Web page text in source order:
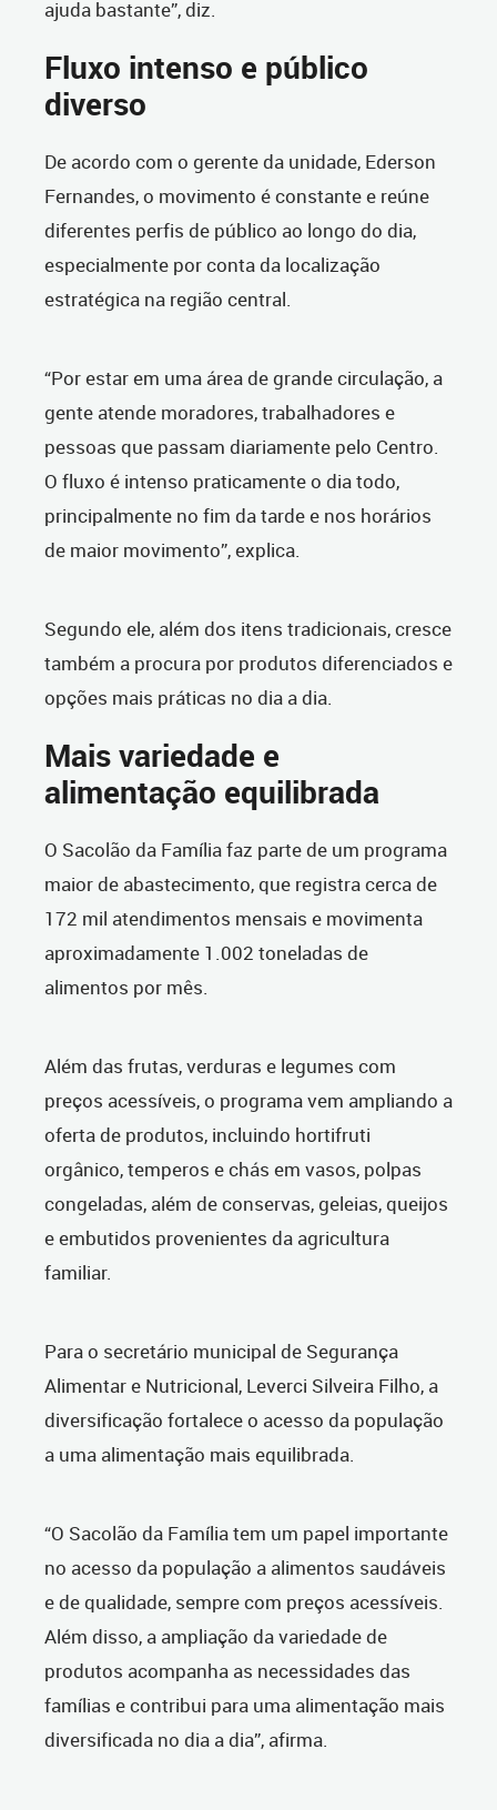
ajuda bastante”, diz.
Fluxo intenso e público
diverso
De acordo com o gerente da unidade, Ederson
Fernandes, o movimento é constante e reúne
diferentes perfis de público ao longo do dia,
especialmente por conta da localização
estratégica na região central.
“Por estar em uma área de grande circulação, a
gente atende moradores, trabalhadores e
pessoas que passam diariamente pelo Centro.
O fluxo é intenso praticamente o dia todo,
principalmente no fim da tarde e nos horários
de maior movimento”, explica.
Segundo ele, além dos itens tradicionais, cresce
também a procura por produtos diferenciados e
opções mais práticas no dia a dia.
Mais variedade e
alimentação equilibrada
O Sacolão da Família faz parte de um programa
maior de abastecimento, que registra cerca de
172 mil atendimentos mensais e movimenta
aproximadamente 1.002 toneladas de
alimentos por mês.
Além das frutas, verduras e legumes com
preços acessíveis, o programa vem ampliando a
oferta de produtos, incluindo hortifruti
orgânico, temperos e chás em vasos, polpas
congeladas, além de conservas, geleias, queijos
e embutidos provenientes da agricultura
familiar.
Para o secretário municipal de Segurança
Alimentar e Nutricional, Leverci Silveira Filho, a
diversificação fortalece o acesso da população
a uma alimentação mais equilibrada.
“O Sacolão da Família tem um papel importante
no acesso da população a alimentos saudáveis
e de qualidade, sempre com preços acessíveis.
Além disso, a ampliação da variedade de
produtos acompanha as necessidades das
famílias e contribui para uma alimentação mais
diversificada no dia a dia”, afirma.